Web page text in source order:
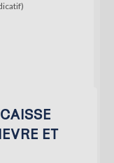
ET